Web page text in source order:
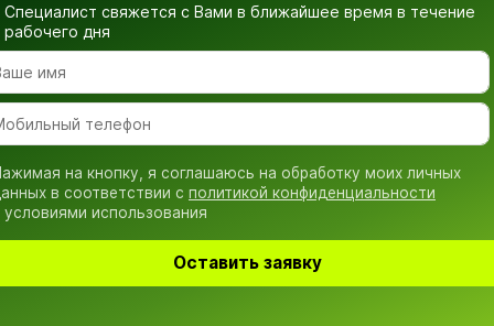
Специалист свяжется с Вами в ближайшее время в течение
рабочего дня
на кнопку, я соглашаюсь на обработку моих личных
в соответствии с политикой конфиденциальности
условиями использования
Оставить заявку